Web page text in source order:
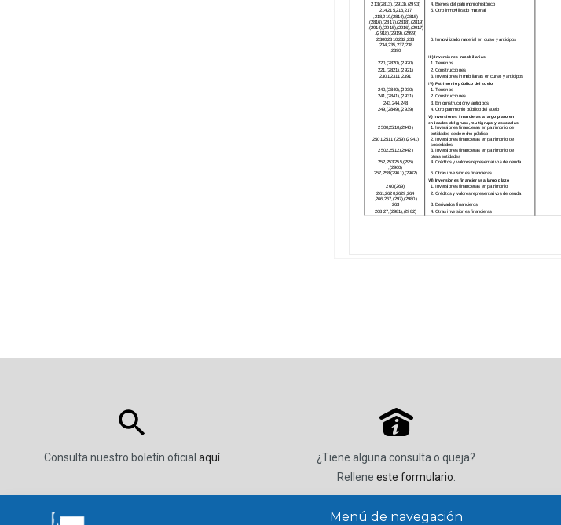
Consulta nuestro boletín oficial aquí
P
¿Tiene alguna consulta o queja?
Rellene este formulario.
Menú de navegación